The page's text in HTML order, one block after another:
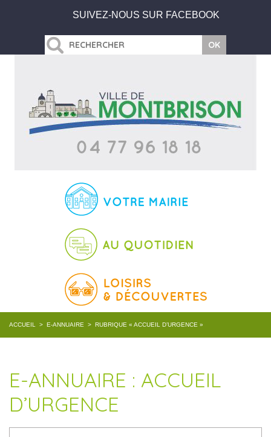
SUIVEZ-NOUS SUR FACEBOOK
ACCUEIL > E-ANNUAIRE > RUBRIQUE « ACCUEIL D’URGENCE »
E-ANNUAIRE : ACCUEIL
D’URGENCE